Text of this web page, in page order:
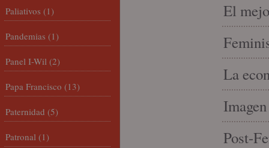
El
La
Post-
Paliativos (1)
Pandemias (1)
Panel I-Wil (2)
Papa Francisco (13)
Paternidad (5)
Patronal (1)